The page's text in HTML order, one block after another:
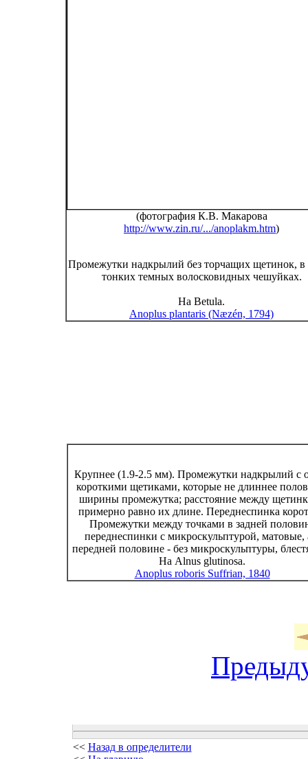
(фотография К.В. Макарова
http://www.zin.ru/.../anoplakm.htm)
Промежутки надкрылий без торчащих щетинок, в
тонких темных волосковидных чешуйках.
На Betula.
Anoplus plantaris (Næzén, 1794)
Крупнее (1.9-2.5 мм). Промежутки надкрылий с
короткими щетиками, которые не длиннее
ширины промежутка; расстояние между
примерно равно их длине. Переднеспинка
Промежутки между точками в задней
переднеспинки с микроскульптурой, матовые,
передней половине - без микроскульптуры,
На Alnus glutinosa.
Anoplus roboris Suffrian, 1840
<< Назад в определители